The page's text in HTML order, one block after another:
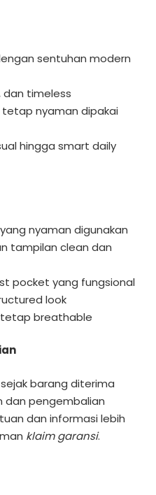
sentuhan modern
dan timeless
nyaman dipakai
hingga smart daily
nyaman digunakan
tampilan clean dan
pocket yang fungsional
look
breathable
barang diterima
dan pengembalian
dan informasi lebih
klaim garansi.